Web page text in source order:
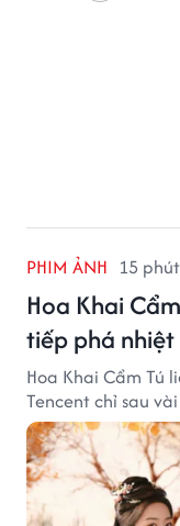
PHIM ẢNH 15
Hoa Khai
tiếp phá
Hoa Khai Cẩm Tú
Tencent chỉ sau